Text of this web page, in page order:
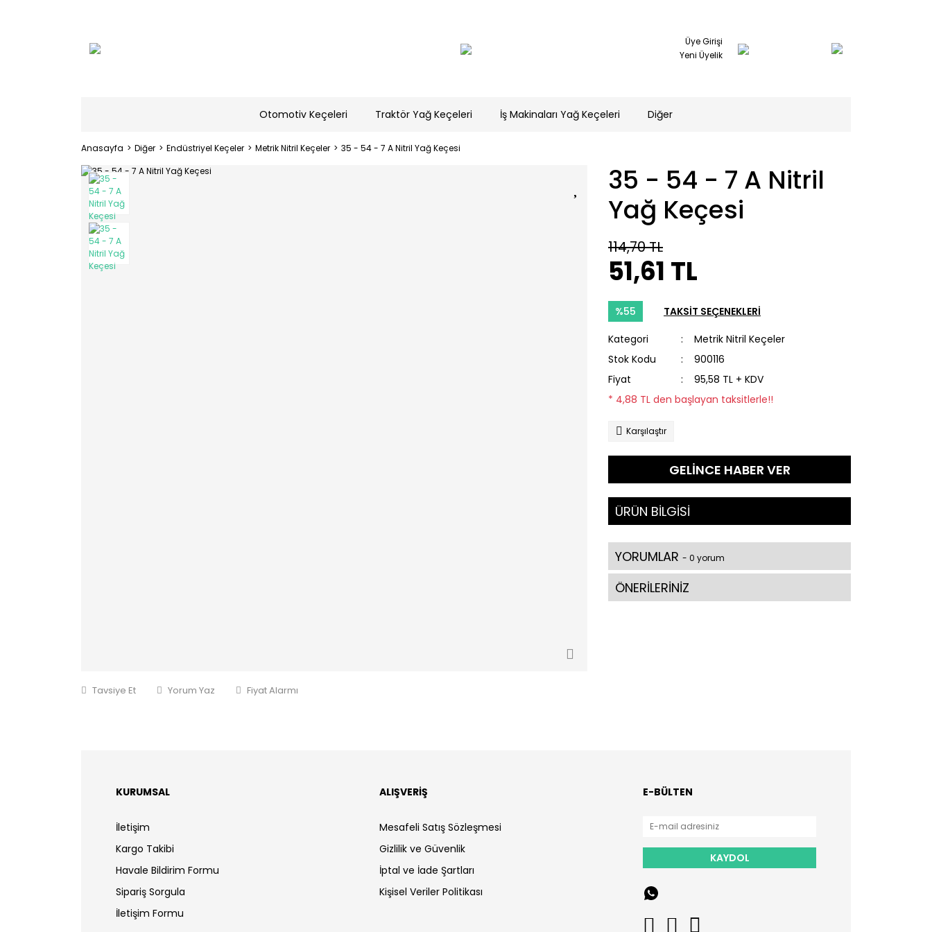
Üye Girişi
Yeni Üyelik
Otomotiv Keçeleri Traktör Yağ Keçeleri İş Makinaları Yağ Keçeleri Diğer
Anasayfa Diğer Endüstriyel Keçeler Metrik Nitril Keçeler 35 - 54 - 7 A Nitril Yağ Keçesi
Tavsiye Et Yorum Yaz Fiyat Alarmı
35 - 54 - 7 A Nitril
Yağ Keçesi
114,70 TL
51,61 TL
%55 TAKSİT SEÇENEKLERİ
Kategori
Metrik Nitril Keçeler
Stok Kodu
900116
Fiyat
95,58 TL + KDV
* 4,88 TL den başlayan taksitlerle!!
Karşılaştır
GELİNCE HABER VER
ÜRÜN BİLGİSİ
YORUMLAR - 0 yorum
ÖNERİLERİNİZ
KURUMSAL
İletişim
Kargo Takibi
Havale Bildirim Formu
Sipariş Sorgula
İletişim Formu
ALIŞVERİŞ
Mesafeli Satış Sözleşmesi
Gizlilik ve Güvenlik
İptal ve İade Şartları
Kişisel Veriler Politikası
E-BÜLTEN
KAYDOL